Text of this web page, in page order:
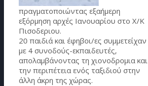
πραγματοποιώντας εξαήμερη
εξόρμηση αρχές Ιανουαρίου στο Χ/Κ
Πισοδεριου.
20 παιδιά και έφηβοι/ες συμμετείχαν
με 4 συνοδούς-εκπαιδευτές,
απολαμβάνοντας τη χιονοδρομια και
την περιπέτεια ενός ταξιδιού στην
άλλη άκρη της χώρας.